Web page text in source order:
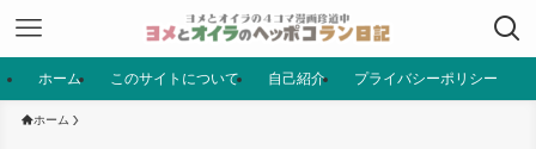
ホーム このサイトについて 自己紹介 プライバシーポリシー
ホーム